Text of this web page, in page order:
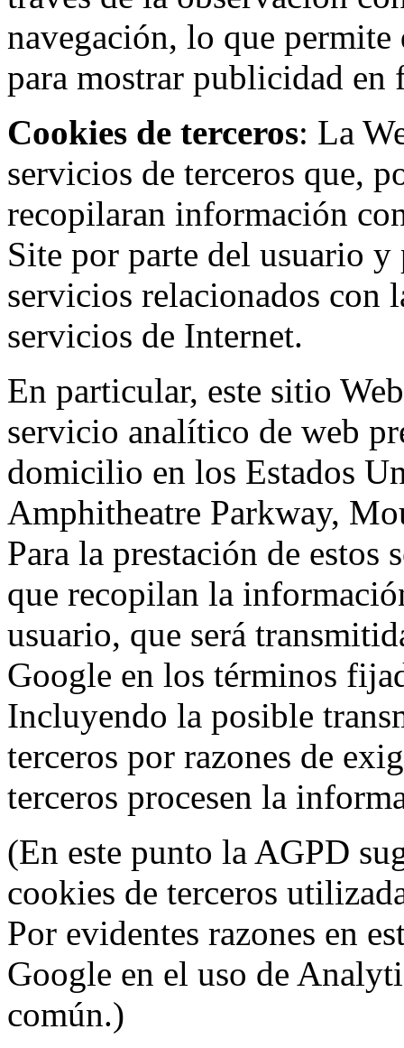
navegación, lo que
para mostrar publicidad
Cookies de terceros: La
servicios de terceros que,
recopilaran información
Site por parte del usuario
servicios relacionados con
servicios de Internet.
En particular, este sitio
servicio analítico de web
domicilio en los Estados
Amphitheatre Parkway,
Para la prestación de
que recopilan la
usuario, que será
Google en los términos
Incluyendo la posible
terceros por razones de
terceros procesen la
(En este punto la AGPD
cookies de terceros
Por evidentes razones en
Google en el uso de
común.)